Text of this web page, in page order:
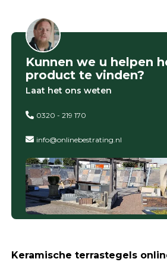
Kunnen we u helpen
product te vinden?
Laat het ons weten
0320 - 219 170
info@onlinebestrating.nl
Keramische terrastegels